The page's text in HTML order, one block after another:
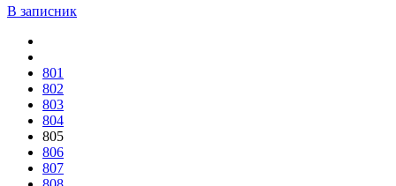
В записник
801
802
803
804
805
806
807